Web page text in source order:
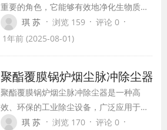
重要的角色，它能够有效地净化生物质锅
炉排放的烟气，降低空气污染，保护环
境。本文将从生物质锅炉除尘器的工作原
琪 苏 · 浏览 159 · 评论 0 ·
1年前 (2025-08-01)
聚酯覆膜锅炉烟尘脉冲除尘器
聚酯覆膜锅炉烟尘脉冲除尘器是一种高
效、环保的工业除尘设备，广泛应用于锅
炉、焦化、化肥等产生烟尘量较大的工
琪 苏 · 浏览 170 · 评论 0 ·